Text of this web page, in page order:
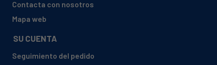
ARTICA, ALV6601DX
AVANT, DWR12WH1
Contacta con nosotros
Mapa web
SU CUENTA
Seguimiento del pedido